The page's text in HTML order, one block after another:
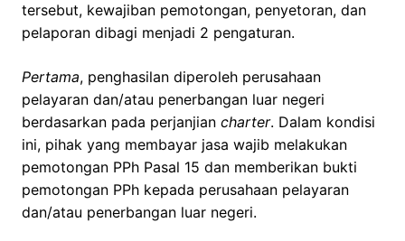
tersebut, kewajiban pemotongan, penyetoran, dan
pelaporan dibagi menjadi 2 pengaturan.
Pertama, penghasilan diperoleh perusahaan
pelayaran dan/atau penerbangan luar negeri
berdasarkan pada perjanjian charter. Dalam kondisi
ini, pihak yang membayar jasa wajib melakukan
pemotongan PPh Pasal 15 dan memberikan bukti
pemotongan PPh kepada perusahaan pelayaran
dan/atau penerbangan luar negeri.